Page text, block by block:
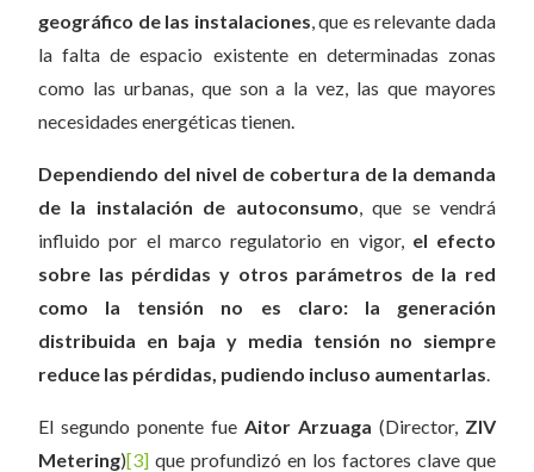
geográfico de las instalaciones , que es relevante dada
la falta de espacio existente en determinadas zonas
como las urbanas, que son a la vez, las que mayores
necesidades energéticas tienen.
Dependiendo del nivel de cobertura de la demanda
de la instalación de autoconsumo , que se vendrá
influido por el marco regulatorio en vigor, el efecto
sobre las pérdidas y otros parámetros de la red
como la tensión no es claro: la generación
distribuida en baja y media tensión no siempre
reduce las pérdidas, pudiendo incluso aumentarlas
El segundo ponente fue Aitor Arzuaga (Director, ZIV
Metering)[3] que profundizó en los factores clave que